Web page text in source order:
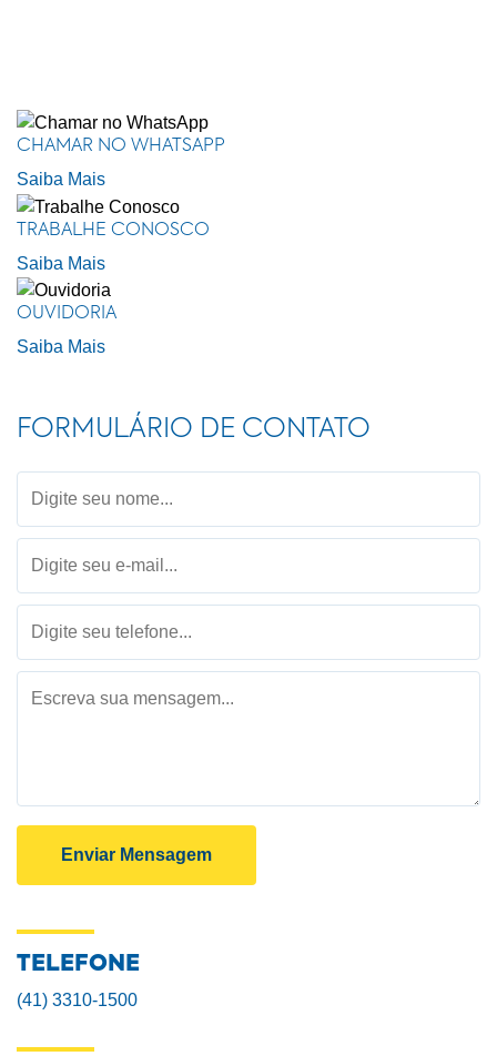
CHAMAR NO WHATSAPP
Saiba Mais
TRABALHE CONOSCO
Saiba Mais
OUVIDORIA
Saiba Mais
FORMULÁRIO DE CONTATO
TELEFONE
(41) 3310-1500